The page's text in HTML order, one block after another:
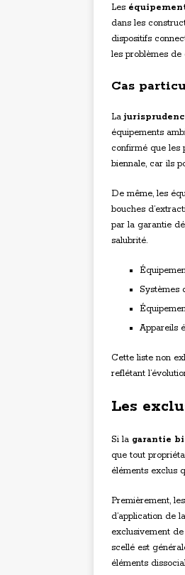
Les
dans les
dispositifs
les problèmes de
Cas
La
équipements
confirmé que les
biennale, car ils
De même, les
bouches
par la garantie
salubrité.
Systèmes
Appareils
Cette liste non
reflétant
Les
Si la garantie
que tout
éléments exclus
Premièrement, les
d’application de
exclusivement
scellé est
éléments